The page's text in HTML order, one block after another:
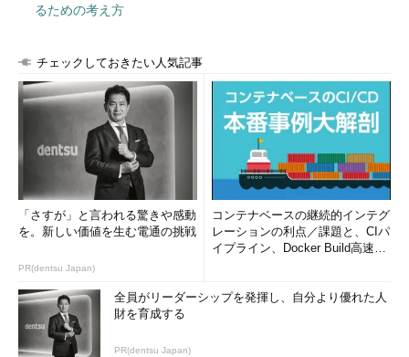
るための考え方
チェックしておきたい人気記事
「さすが」と言われる驚きや感動
を。新しい価値を生む電通の挑戦
PR(dentsu Japan)
コンテナベースの継続的インテグ
レーションの利点／課題と、CIパ
イプライン、Docker Build高速化
全員がリーダーシップを発揮し、自分より優れた人
財を育成する
PR(dentsu Japan)